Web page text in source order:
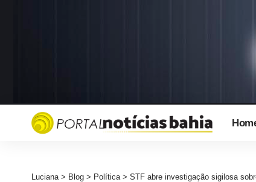
Luciana> Blog > Política> STF abre investigação sigilosa